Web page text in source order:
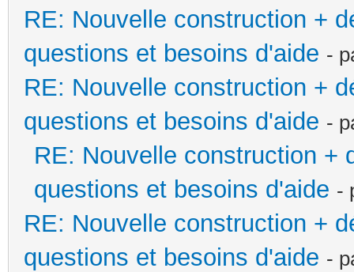
RE: Nouvelle construction +
questions et besoins d'aide -
RE: Nouvelle construction +
questions et besoins d'aide -
RE: Nouvelle construction +
questions et besoins d'aide -
RE: Nouvelle construction +
questions et besoins d'aide -